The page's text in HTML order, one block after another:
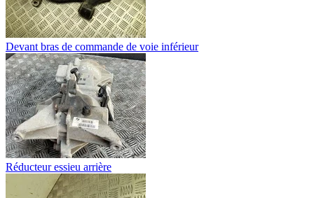
Devant bras de commande de voie inférieur
Réducteur essieu arrière